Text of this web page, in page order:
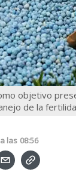
objetivo
de la
a las 08:56